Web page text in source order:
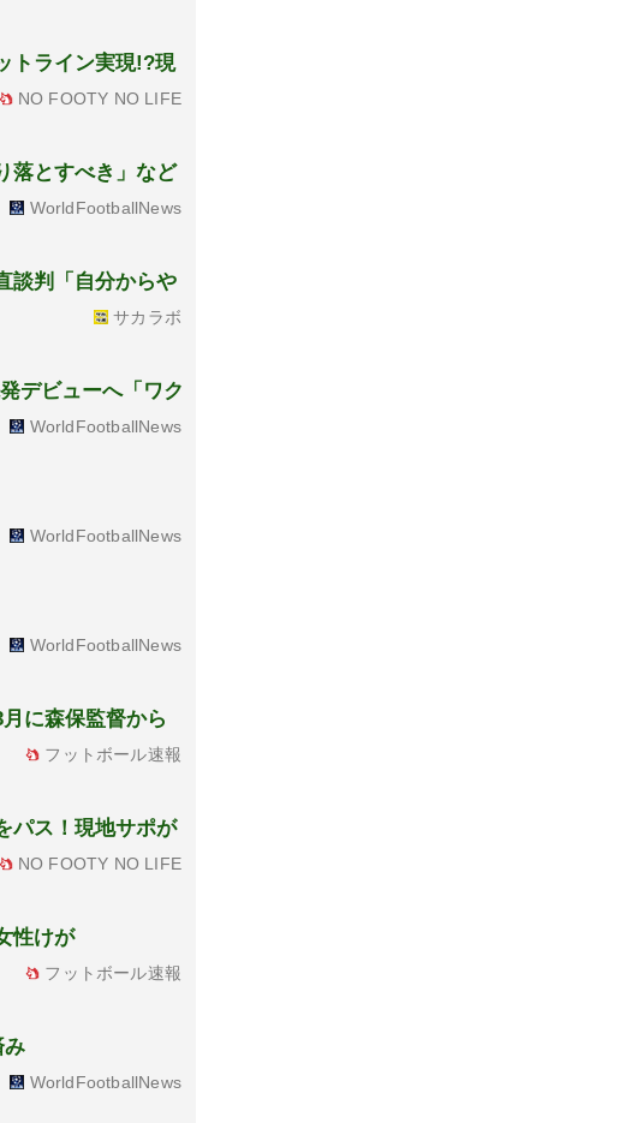
トライン実現!?現
NO FOOTY NO LIFE
落とすべき」など
WorldFootballNews
談判「自分からや
サカラボ
デビューへ「ワク
WorldFootballNews
WorldFootballNews
WorldFootballNews
に森保監督から
フットボール速報
パス！現地サポが
NO FOOTY NO LIFE
性けが
フットボール速報
み
WorldFootballNews